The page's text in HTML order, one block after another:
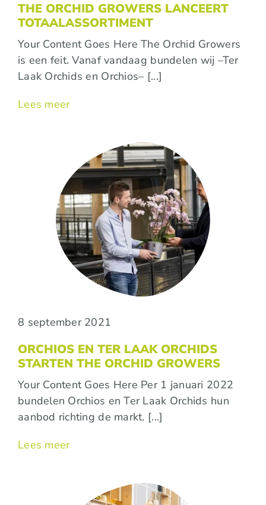
THE ORCHID GROWERS LANCEERT
TOTAALASSORTIMENT
Your Content Goes Here The Orchid Growers
is een feit. Vanaf vandaag bundelen wij –Ter
Laak Orchids en Orchios– [...]
Lees meer
8 september 2021
ORCHIOS EN TER LAAK ORCHIDS
STARTEN THE ORCHID GROWERS
Your Content Goes Here Per 1 januari 2022
bundelen Orchios en Ter Laak Orchids hun
aanbod richting de markt. [...]
Lees meer